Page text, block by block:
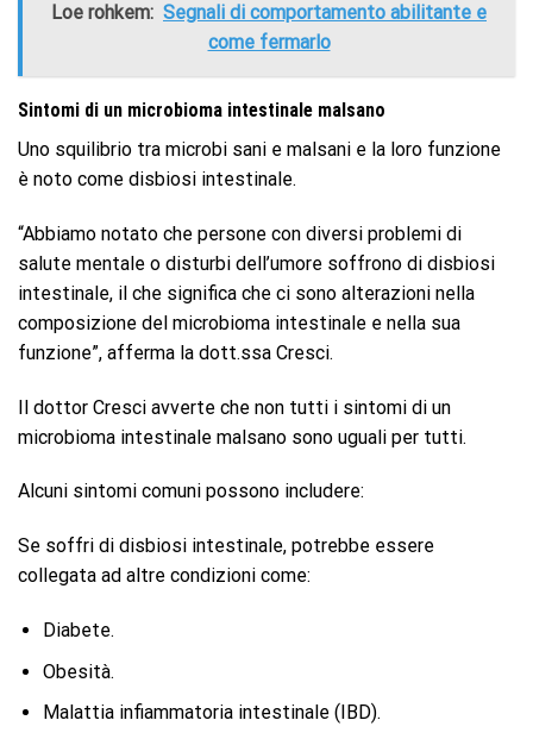
Loe rohkem: Segnali di comportamento abilitante e
come fermarlo
Sintomi di un microbioma intestinale malsano
Uno squilibrio tra microbi sani e malsani e la loro funzione
è noto come disbiosi intestinale.
“Abbiamo notato che persone con diversi problemi di
salute mentale o disturbi dell’umore soffrono di disbiosi
intestinale, il che significa che ci sono alterazioni nella
composizione del microbioma intestinale e nella sua
funzione”, afferma la dott.ssa Cresci.
Il dottor Cresci avverte che non tutti i sintomi di un
microbioma intestinale malsano sono uguali per tutti.
Alcuni sintomi comuni possono includere:
Se soffri di disbiosi intestinale, potrebbe essere
collegata ad altre condizioni come:
Diabete.
Obesità.
Malattia infiammatoria intestinale (IBD).